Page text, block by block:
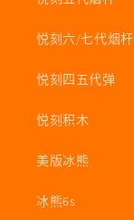
悦刻六/七代烟杆
悦刻四五代弹
悦刻积木
美版冰熊
冰熊6s